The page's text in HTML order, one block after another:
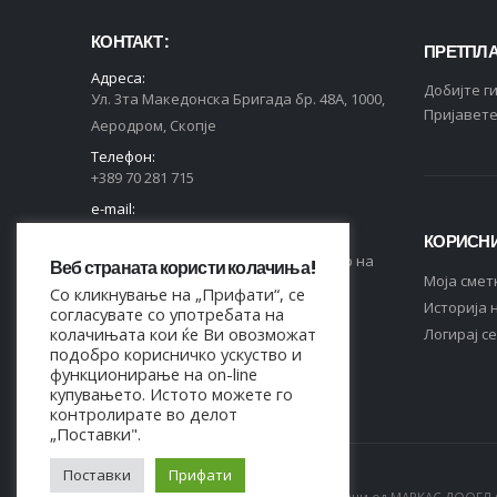
КОНТАКТ :
Адреса:
Ул. 3та Македонска Бригада бр. 48А, 1000,
Аеродром, Скопје
Телефон:
+389 70 281 715
e-mail:
contact@markas.mk
Регистриран во Централен Регистар на
РСМ, ЕДБ 4044021518150.
СЛЕДЕТЕ НЕ НА:
Добијте
Moja
Историја
Логирај се
Веб страната користи колачиња!
Со кликнување на „Прифати“, се
согласувате со употребата на
колачињата кои ќе Ви овозможат
подобро корисничко ускуство и
функционирање на on-line
купувањето. Истото можете го
контролирате во делот
„Поставки".
Поставки Прифати